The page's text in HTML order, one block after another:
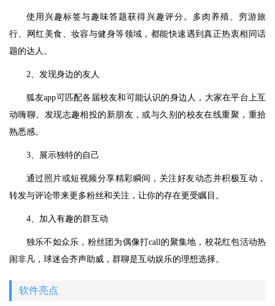
使用兴趣标签与趣味答题获得兴趣评分。多肉养殖、穷游旅
行、网红美食、妆容与健身等领域，都能快速遇到真正热衷相同话
题的达人。
2、发现身边的友人
狐友app可匹配各届校友和可能认识的身边人，大家在平台上互
动嗨聊。发现志趣相投的新朋友，或与久别的校友在线重聚，重拾
熟悉感。
3、展示独特的自己
通过照片或短视频分享精彩瞬间，关注好友动态并积极互动，
转发与评论带来更多粉丝和关注，让你的存在更受瞩目。
4、加入有趣的群互动
独乐不如众乐，粉丝团为偶像打call的聚集地，校花红包活动热
闹非凡，球迷会齐声助威，群聊是互动娱乐的理想选择。
软件亮点